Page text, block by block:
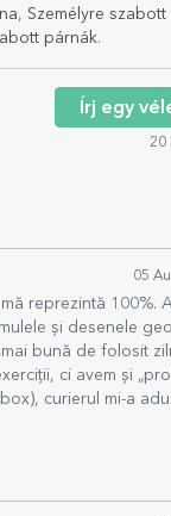
, Személyre
párnák.
Írj egy
20
05
reprezintă 100%.
și desenele
bună de folosit
ci avem și
curierul mi-a